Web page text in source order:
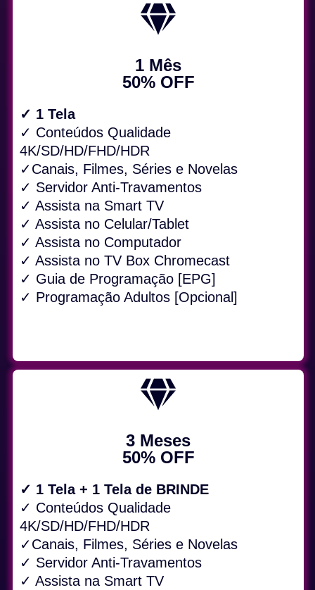
1 Mês
50% OFF
✓ 1 Tela
✓ Conteúdos Qualidade
4K/SD/HD/FHD/HDR
✓Canais, Filmes, Séries e Novelas
✓ Servidor Anti-Travamentos
✓ Assista na Smart TV
✓ Assista no Celular/Tablet
✓ Assista no Computador
✓ Assista no TV Box Chromecast
✓ Guia de Programação [EPG]
✓ Programação Adultos [Opcional]
3 Meses
50% OFF
✓ 1 Tela + 1 Tela de BRINDE
✓ Conteúdos Qualidade
4K/SD/HD/FHD/HDR
✓Canais, Filmes, Séries e Novelas
✓ Servidor Anti-Travamentos
✓ Assista na Smart TV